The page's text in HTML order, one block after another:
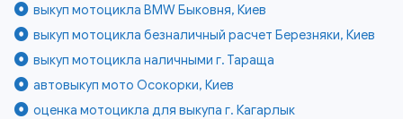
выкуп мотоцикла BMW Быковня, Киев
выкуп мотоцикла безналичный расчет Березняки, Киев
выкуп мотоцикла наличными г. Тараща
автовыкуп мото Осокорки, Киев
оценка мотоцикла для выкупа г. Кагарлык